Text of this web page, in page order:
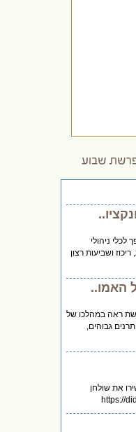
ניהולי
ושביעות רצון
האמו..
ראה במהלכו של
גבוהים,
את שולחן